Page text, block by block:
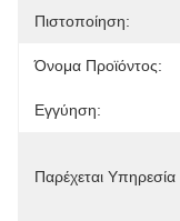
Πιστοποίηση:
Όνομα Προϊόντος:
Εγγύηση:
Παρέχεται